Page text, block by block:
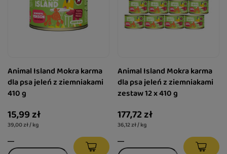
Animal Island Mokra karma
dla psa jeleń z ziemniakami
410 g
15,99 zł
39,00 zł / kg
Animal Island Mokra karma
dla psa jeleń z ziemniakami
zestaw 12 x 410 g
177,72 zł
36,12 zł / kg